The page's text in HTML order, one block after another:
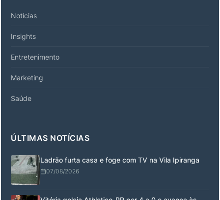
Notícias
Insights
Entretenimento
Marketing
Saúde
ÚLTIMAS NOTÍCIAS
Ladrão furta casa e foge com TV na Vila Ipiranga
07/08/2026